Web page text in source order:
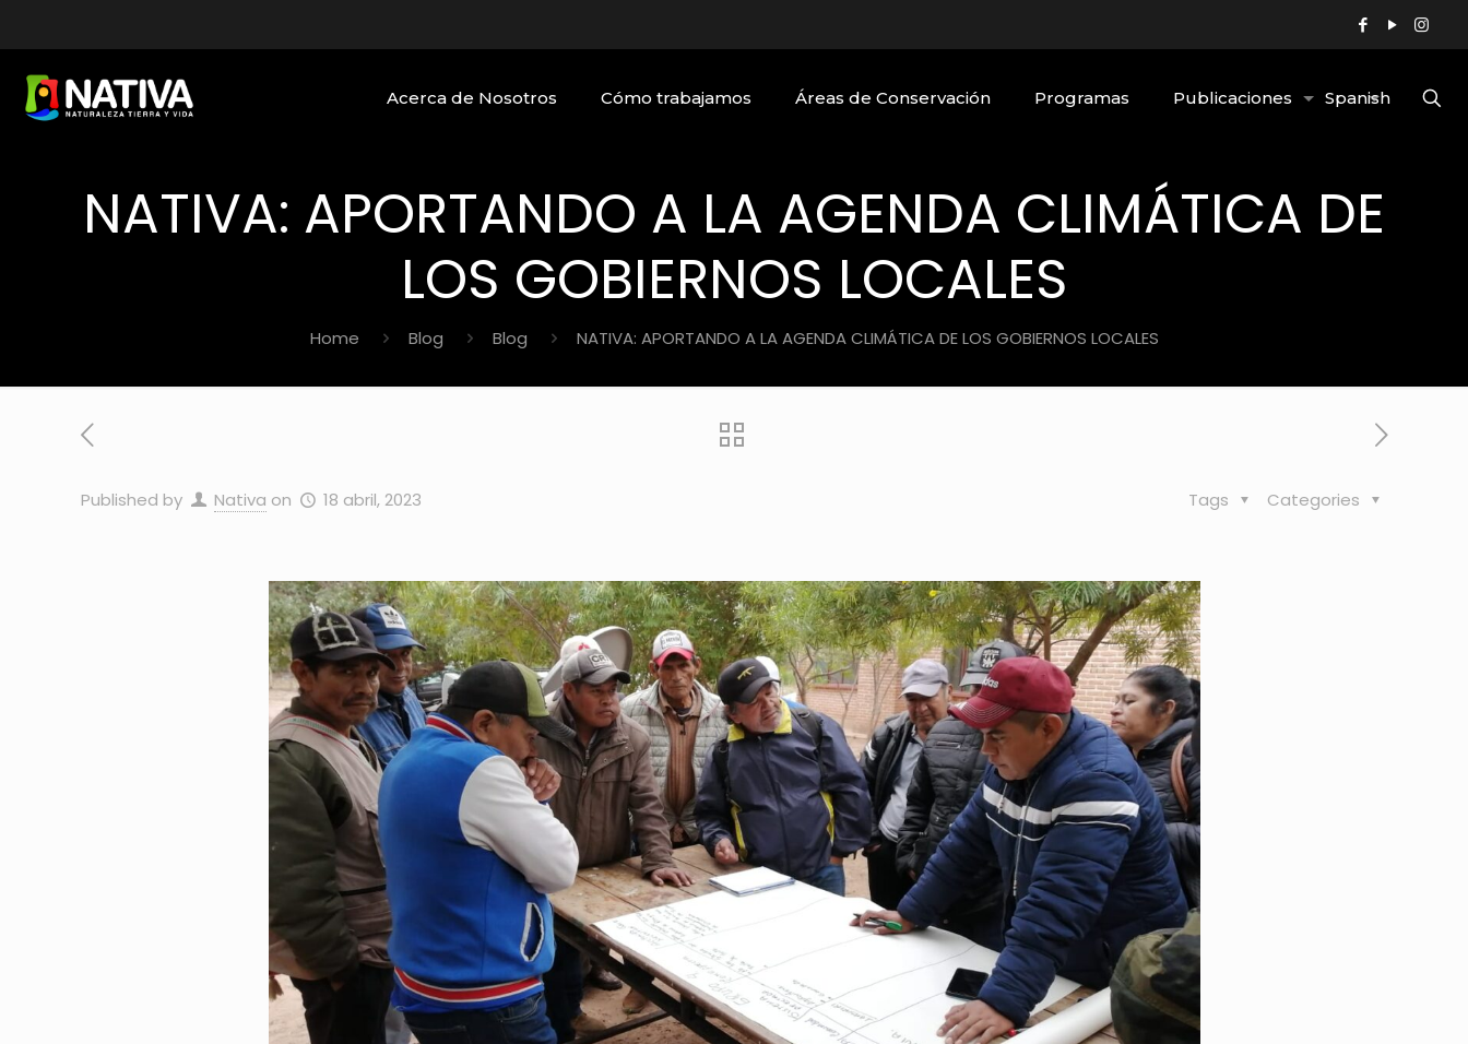
Acerca de Nosotros Cómo trabajamos Áreas de Conservación Programas Publicaciones Spanish
NATIVA: APORTANDO A LA AGENDA CLIMÁTICA DE
LOS GOBIERNOS LOCALES
Home Blog Blog NATIVA: APORTANDO A LA AGENDA CLIMÁTICA DE LOS GOBIERNOS LOCALES
Published by Nativa on 18 abril, 2023 Categories
Tags